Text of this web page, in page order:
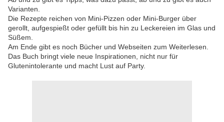
Varianten.
Die Rezepte reichen von Mini-Pizzen oder Mini-Burger über
gerollt, aufgespießt oder gefüllt bis hin zu Leckereien im Glas und
Süßem.
Am Ende gibt es noch Bücher und Webseiten zum Weiterlesen.
Das Buch bringt viele neue Inspirationen, nicht nur für
Glutenintolerante und macht Lust auf Party.